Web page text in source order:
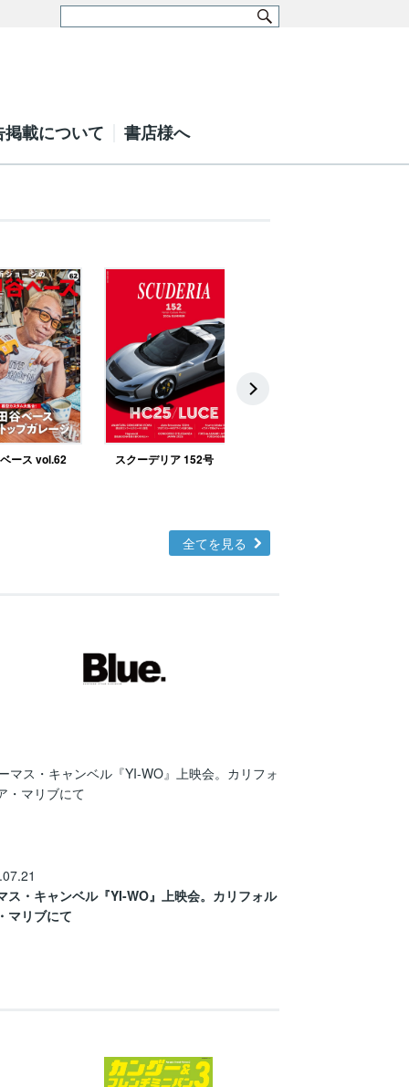
掲載について 書店様へ
ース vol.62 スクーデリア 152号
全てを見る
ス・キャンベル『YI-WO』上映会。カリフォル
マリブにて